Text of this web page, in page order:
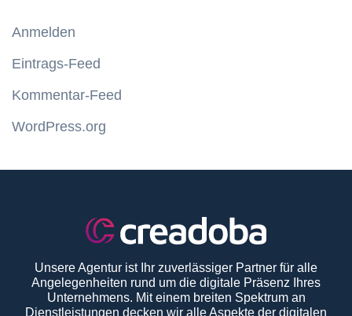
Anmelden
Eintrags-Feed
Kommentar-Feed
WordPress.org
Unsere Agentur ist Ihr zuverlässiger Partner für alle
Angelegenheiten rund um die digitale Präsenz Ihres
Unternehmens. Mit einem breiten Spektrum an
Dienstleistungen decken wir alle Aspekte der digitalen